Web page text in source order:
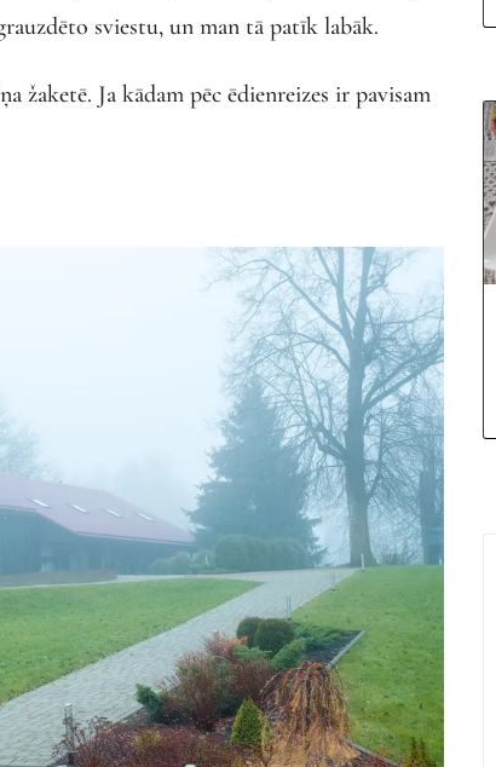
sviestu, un man tā patīk labāk.
žaketē. Ja kādam pēc ēdienreizes ir pavisam